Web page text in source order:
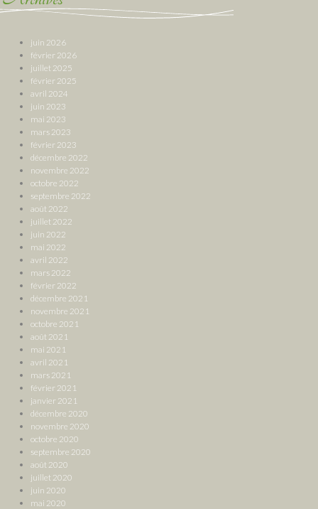
juin 2026
février 2026
juillet 2025
février 2025
avril 2024
juin 2023
mai 2023
mars 2023
février 2023
décembre 2022
novembre 2022
octobre 2022
septembre 2022
août 2022
juillet 2022
juin 2022
mai 2022
avril 2022
mars 2022
février 2022
décembre 2021
novembre 2021
octobre 2021
août 2021
mai 2021
avril 2021
mars 2021
février 2021
janvier 2021
décembre 2020
novembre 2020
octobre 2020
septembre 2020
août 2020
juillet 2020
juin 2020
mai 2020